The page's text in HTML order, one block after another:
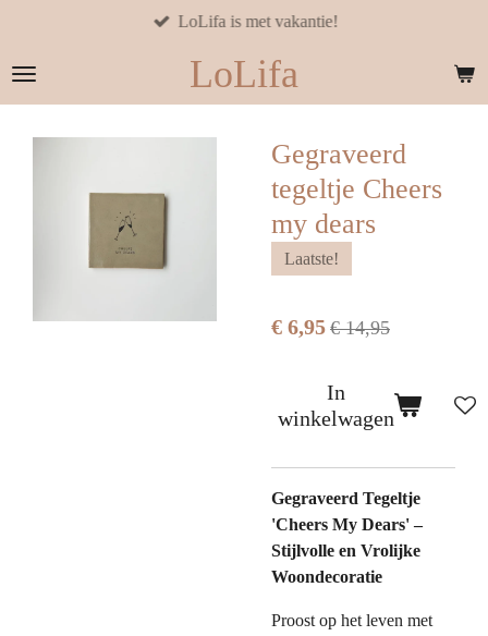
naar
de
LoLifa
LoLifa is met vakantie!
Gegraveerd
tegeltje Cheers
my dears
Laatste!
€ 6,95 € 14,95
In
winkelwagen
Gegraveerd Tegeltje
'Cheers My Dears' –
Stijlvolle en Vrolijke
Woondecoratie
Proost op het leven met